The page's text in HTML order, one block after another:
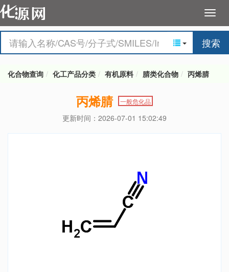
搜索
化合物查询 化工产品分类 有机原料 腈类化合物 丙烯腈
丙烯腈 一般危化品
更新时间：2026-07-01 15:02:49